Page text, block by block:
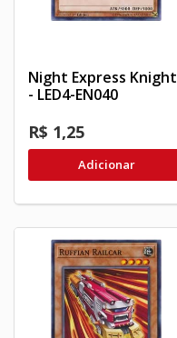
Night Express Knight
- LED4-EN040
R$ 1,25
Adicionar